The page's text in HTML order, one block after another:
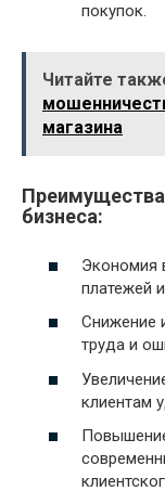
покупок.
Читайте
магазина
бизнеса:
Экономия
платежей
Снижение
труда и
клиентам